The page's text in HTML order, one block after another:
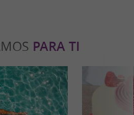
PARA TI